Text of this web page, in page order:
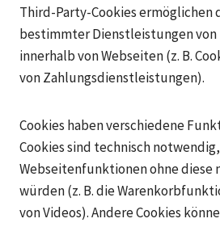
Third-Party-Cookies ermöglichen
bestimmter Dienstleistungen
innerhalb von Webseiten (z. B.
von Zahlungsdienstleistungen).
Cookies haben verschiedene
Cookies sind technisch
Webseitenfunktionen ohne
würden (z. B. die
von Videos). Andere Cookies